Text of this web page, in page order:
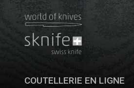
COUTELLERIE EN LIGNE